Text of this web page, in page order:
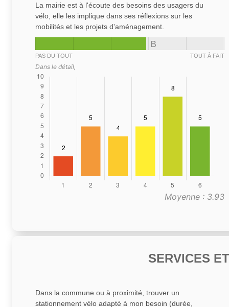
La mairie est à l'écoute des besoins des usagers du
vélo, elle les implique dans ses réflexions sur les
mobilités et les projets d'aménagement.
B
PAS DU TOUT TOUT À FAIT
Dans le détail,
Moyenne : 3.93
SERVICES
Dans la commune ou à proximité, trouver un
stationnement vélo adapté à mon besoin (durée,